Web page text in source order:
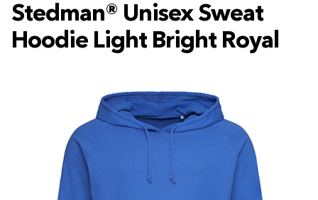
Stedman® Unisex Sweat
Hoodie Light Bright Royal